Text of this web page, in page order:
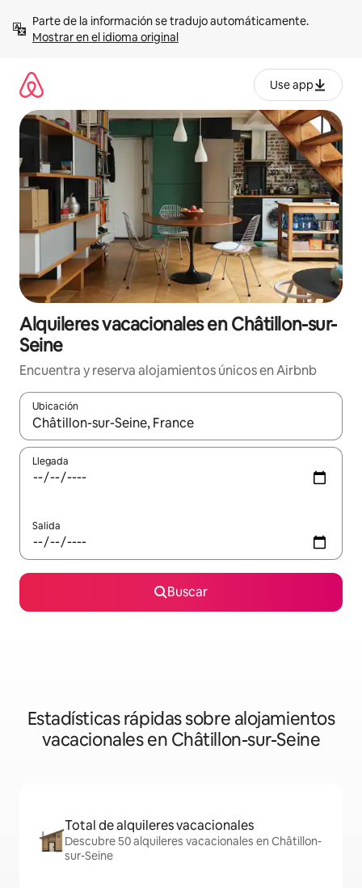
contenidoMostrar en el idioma original
Use app
Alquileres vacacionales en Châtillon-sur-
Seine
Encuentra y reserva alojamientos únicos en Airbnb
Ubicación
Cuando los resultados estén disponibles, navega con las
Llegada
Salida
Buscar
Estadísticas rápidas sobre alojamientos
vacacionales en Châtillon-sur-Seine
Total de alquileres vacacionales
Descubre 50 alquileres vacacionales en Châtillon-
sur-Seine